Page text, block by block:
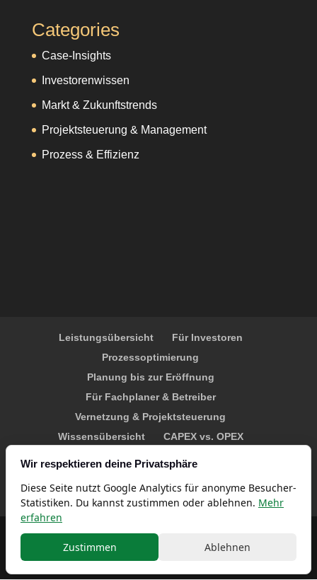
Categories
Case-Insights
Investorenwissen
Markt & Zukunftstrends
Projektsteuerung & Management
Prozess & Effizienz
Leistungsübersicht
Für Investoren
Prozessoptimierung
Planung bis zur Eröffnung
Für Fachplaner & Betreiber
Vernetzung & Projektsteuerung
Wissensübersicht
CAPEX vs. OPEX
Datenschutz
Impressum
Elegant Themes
WordPress
Wir respektieren deine Privatsphäre
Diese Seite nutzt Google Analytics für anonyme Besucher-
Statistiken. Du kannst zustimmen oder ablehnen. Mehr
erfahren
Zustimmen Ablehnen